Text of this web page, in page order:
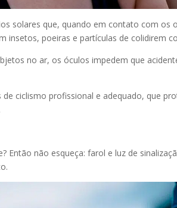
solares que, quando em contato com os
insetos, poeiras e partículas de colidirem
no ar, os óculos impedem que
ciclismo profissional e adequado, que
Então não esqueça: farol e luz de